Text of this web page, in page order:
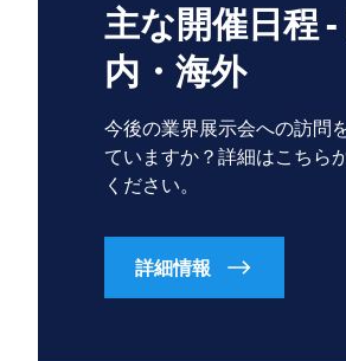
主な開催日程 -
内・海外
今後の業界展示会への訪問
ていますか？詳細はこちら
ください。
詳細情報